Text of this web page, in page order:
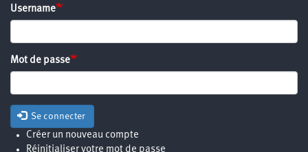
Username
Mot de passe
Se connecter
Créer un nouveau compte
Réinitialiser votre mot de passe